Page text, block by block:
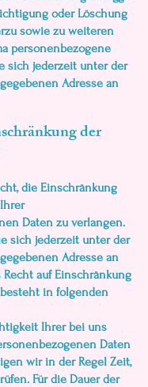
oder Löschung
sowie zu weiteren
personenbezogene
sich jederzeit unter der
Adresse an
der
die Einschränkung
Daten zu verlangen.
sich jederzeit unter der
Adresse an
auf Einschränkung
in folgenden
Ihrer bei uns
Daten
wir in der Regel Zeit,
Für die Dauer der